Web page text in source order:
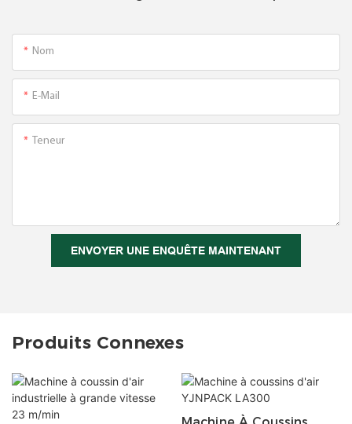
Nom
E-Mail
Teneur
ENVOYER UNE ENQUÊTE MAINTENANT
Produits Connexes